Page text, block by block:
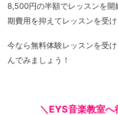
8,500円の半額でレッスンを開
期費用を抑えてレッスンを受け
今なら無料体験レッスンを受
んでみましょう！
＼EYS音楽教室へ